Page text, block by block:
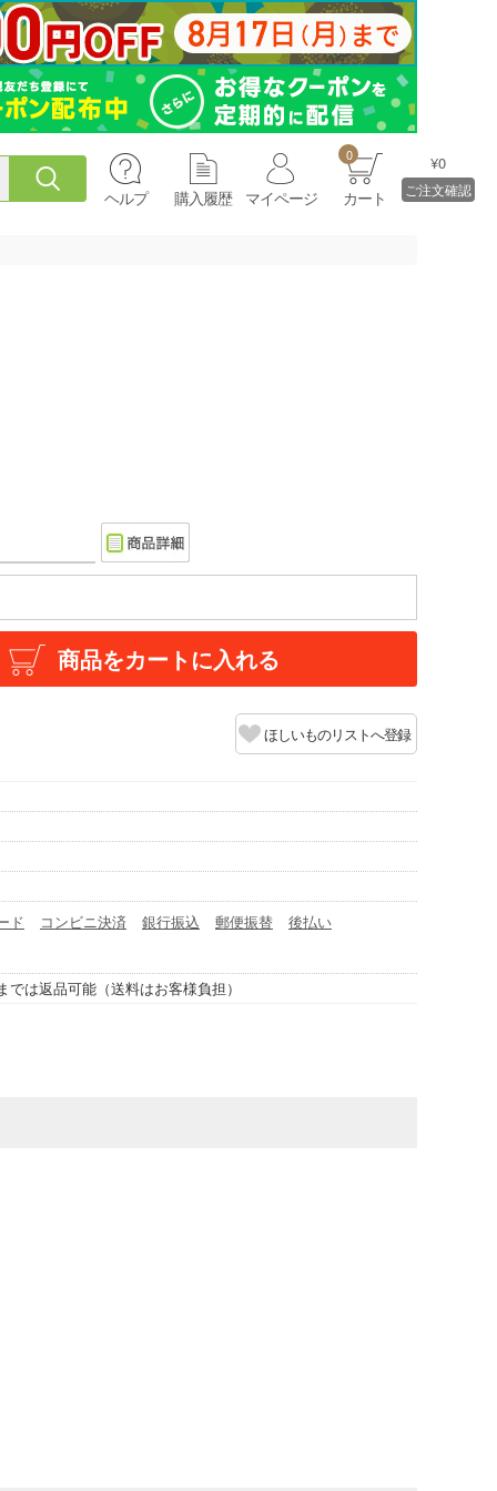
ヘルプ 購入履歴 マイページ
0
カート
¥0
ご注文確認
商品をカートに入れる
ほしいものリストへ登録
ド コンビニ決済 銀行振込 郵便振替 後払い
では返品可能（送料はお客様負担）